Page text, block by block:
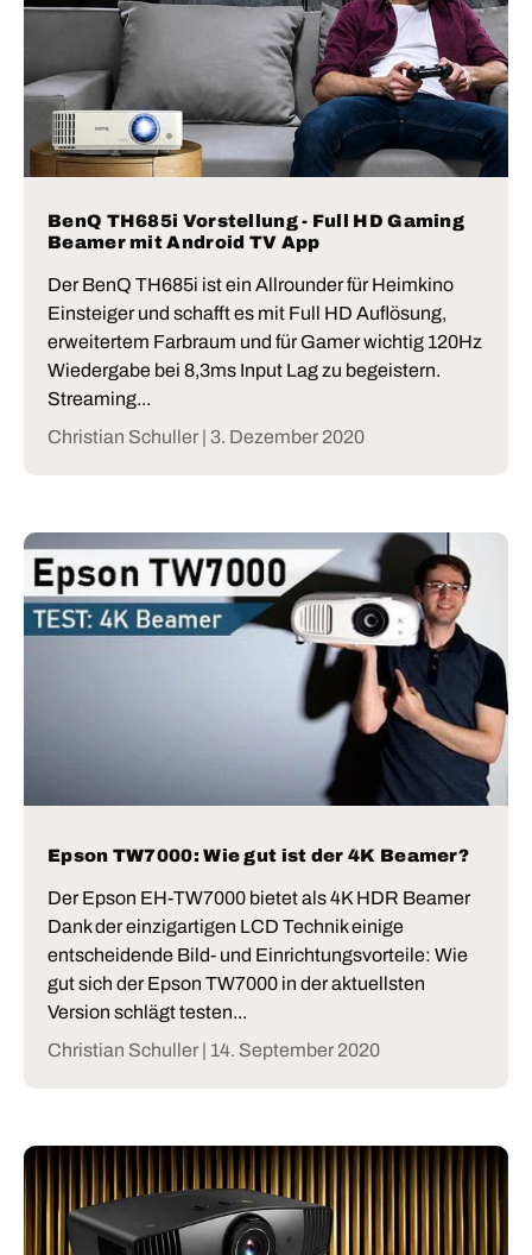
BenQ TH685i Vorstellung - Full HD Gaming
Beamer mit Android TV App
Der BenQ TH685i ist ein Allrounder für Heimkino
Einsteiger und schafft es mit Full HD Auflösung,
erweitertem Farbraum und für Gamer wichtig 120Hz
Wiedergabe bei 8,3ms Input Lag zu begeistern.
Streaming...
Christian Schuller | 3. Dezember 2020
Epson TW7000: Wie gut ist der 4K Beamer?
Der Epson EH-TW7000 bietet als 4K HDR Beamer
Dank der einzigartigen LCD Technik einige
entscheidende Bild- und Einrichtungsvorteile: Wie
gut sich der Epson TW7000 in der aktuellsten
Version schlägt testen...
Christian Schuller | 14. September 2020